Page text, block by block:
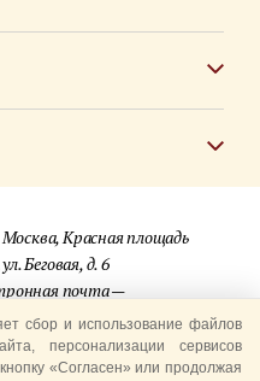
Красная площадь
Беговая, д. 6
почта —
«Спасская башня»
сбор и использование файлов
персонализации сервисов
«Согласен» или продолжая